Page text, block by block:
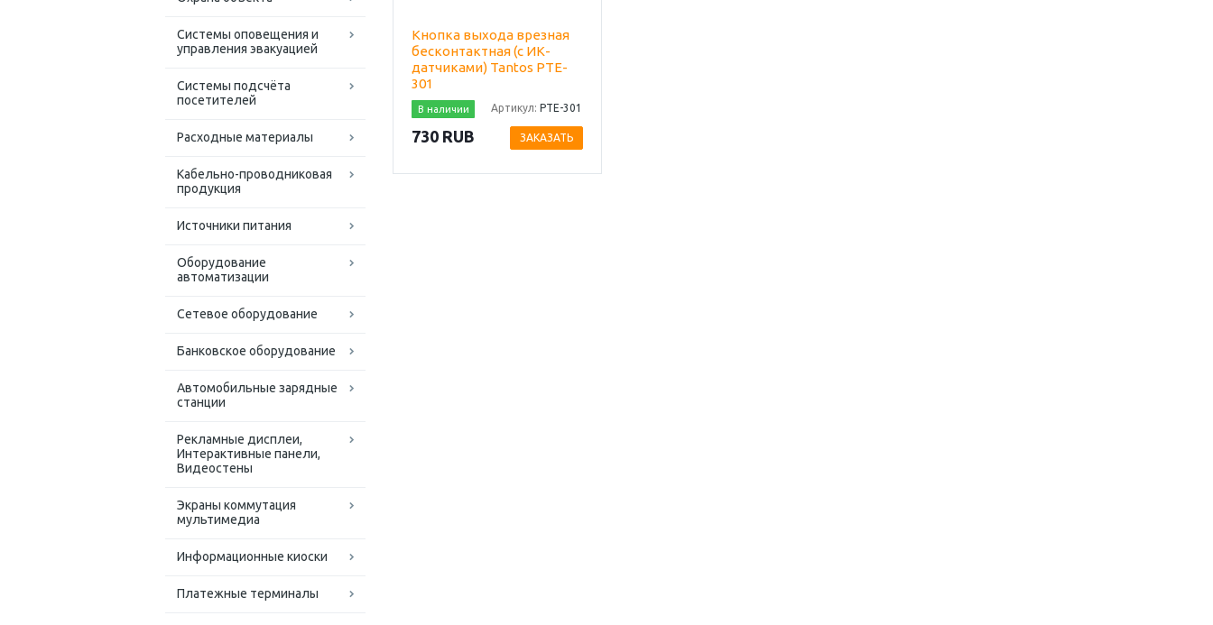
Системы оповещения и
управления эвакуацией
Системы подсчёта
посетителей
Расходные материалы
Кабельно-проводниковая
продукция
Источники питания
Оборудование
автоматизации
Сетевое оборудование
Банковское оборудование
Автомобильные зарядные
станции
Рекламные дисплеи,
Интерактивные панели,
Видеостены
Экраны коммутация
мультимедиа
Информационные киоски
Платежные терминалы
Кнопка выхода врезная
бесконтактная (с ИК-
датчиками) Tantos PTE-
301
В наличии Артикул: PTE-301
730 RUB ЗАКАЗАТЬ